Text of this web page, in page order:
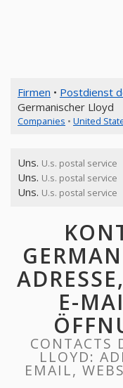
Firmen • Postdienst
Germanischer Lloyd
Companies • United
Uns. U.s. postal service
Uns. U.s. postal service
Uns. U.s. postal service
E-
CONTACTS
LLOYD:
EMAIL,